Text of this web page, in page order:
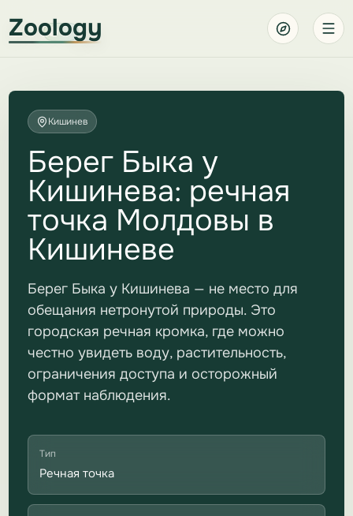
Zoology
Кишинев
Берег Быка у
Кишинева: речная
точка Молдовы в
Кишиневе
Берег Быка у Кишинева — не место для
обещания нетронутой природы. Это
городская речная кромка, где можно
честно увидеть воду, растительность,
ограничения доступа и осторожный
формат наблюдения.
Тип
Речная точка